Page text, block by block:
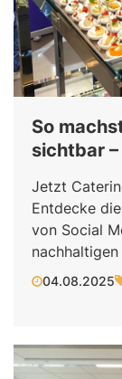
So
sichtbar
Jetzt
Entdecke
von Social
04.08.2025